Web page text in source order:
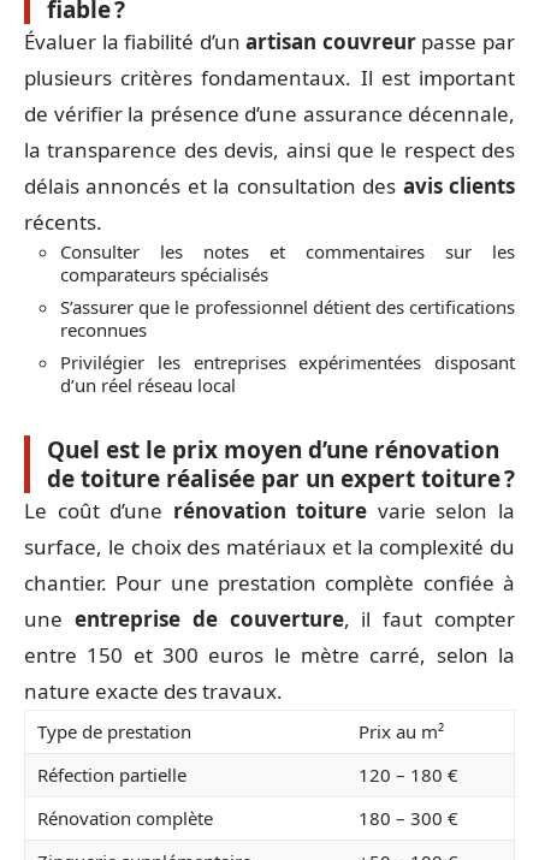
fiable ?
Évaluer la fiabilité d’unartisan couvreurpasse par
plusieurs critères fondamentaux. Il est important
de vérifier la présence d’une assurance décennale,
la transparence des devis, ainsi que le respect des
délais annoncés et la consultation des avis clients
récents.
Consulter les notes et commentaires sur les
comparateurs spécialisés
S’assurer que le professionnel détient des certifications
reconnues
Privilégier les entreprises expérimentées disposant
d’un réel réseau local
Quel est le prix moyen d’une rénovation
de toiture réalisée par un expert toiture ?
Le coût d’une rénovation toiture varie selon la
surface, le choix des matériaux et la complexité du
chantier. Pour une prestation complète confiée à
une entreprise de couverture, il faut compter
entre 150 et 300 euros le mètre carré, selon la
nature exacte des travaux.
Type de prestation
Prix au m²
Réfection partielle
120 – 180 €
Rénovation complète
180 – 300 €